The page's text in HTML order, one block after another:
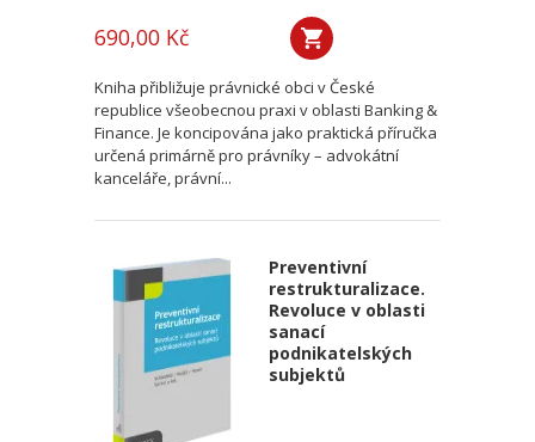
690,00 Kč
Kniha přibližuje právnické obci v České
republice všeobecnou praxi v oblasti Banking &
Finance. Je koncipována jako praktická příručka
určená primárně pro právníky – advokátní
kanceláře, právní...
Preventivní
restrukturalizace.
Revoluce v oblasti
sanací
podnikatelských
subjektů